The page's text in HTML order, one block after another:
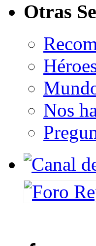
Otras
Nos